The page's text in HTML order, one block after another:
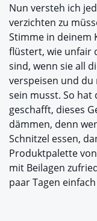
Nun versteh ich
verzichten zu
Stimme in deinem
flüstert, wie unfair
sind, wenn sie all
verspeisen und du
sein musst. So hat
geschafft, dieses
dämmen, denn
Schnitzel essen,
Produktpalette
mit Beilagen
paar Tagen